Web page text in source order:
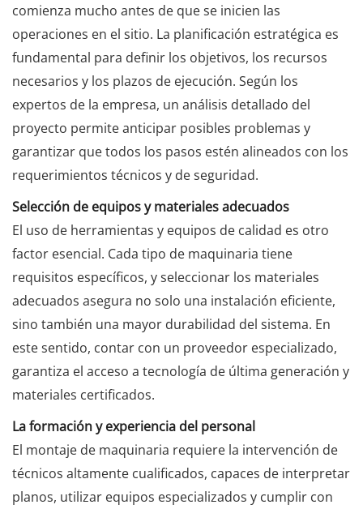
comienza mucho antes de que se inicien las
operaciones en el sitio. La planificación estratégica es
fundamental para definir los objetivos, los recursos
necesarios y los plazos de ejecución. Según los
expertos de la empresa, un análisis detallado del
proyecto permite anticipar posibles problemas y
garantizar que todos los pasos estén alineados con los
requerimientos técnicos y de seguridad.
Selección de equipos y materiales adecuados
El uso de herramientas y equipos de calidad es otro
factor esencial. Cada tipo de maquinaria tiene
requisitos específicos, y seleccionar los materiales
adecuados asegura no solo una instalación eficiente,
sino también una mayor durabilidad del sistema. En
este sentido, contar con un proveedor especializado,
garantiza el acceso a tecnología de última generación y
materiales certificados.
La formación y experiencia del personal
El montaje de maquinaria requiere la intervención de
técnicos altamente cualificados, capaces de interpretar
planos, utilizar equipos especializados y cumplir con